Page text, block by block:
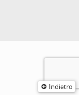
Indietro